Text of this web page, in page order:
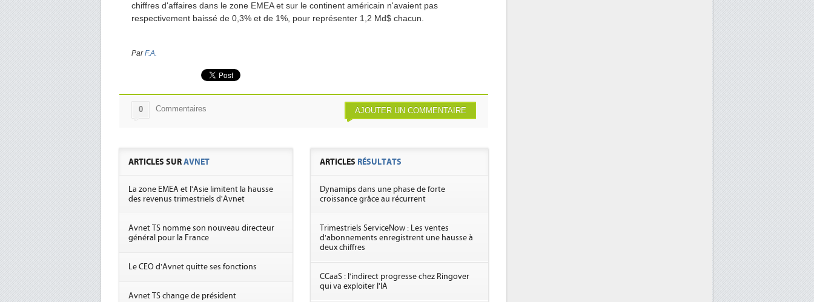
chiffres d'affaires dans le zone EMEA et sur le continent américain n'avaient pas
respectivement baissé de 0,3% et de 1%, pour représenter 1,2 Md$ chacun.
ParF.A.
AJOUTER UN COMMENTAIRE
0 Commentaires
ARTICLES SURAVNET
La zone EMEA et l'Asie limitent la hausse
des revenus trimestriels d'Avnet
Avnet TS nomme son nouveau directeur
général pour la France
Le CEO d'Avnet quitte ses fonctions
Avnet TS change de président
ARTICLES RÉSULTATS
Dynamips dans une phase de forte
croissance grâce au récurrent
Trimestriels ServiceNow : Les ventes
d'abonnements enregistrent une hausse à
deux chiffres
CCaaS : l'indirect progresse chez Ringover
qui va exploiter l'IA